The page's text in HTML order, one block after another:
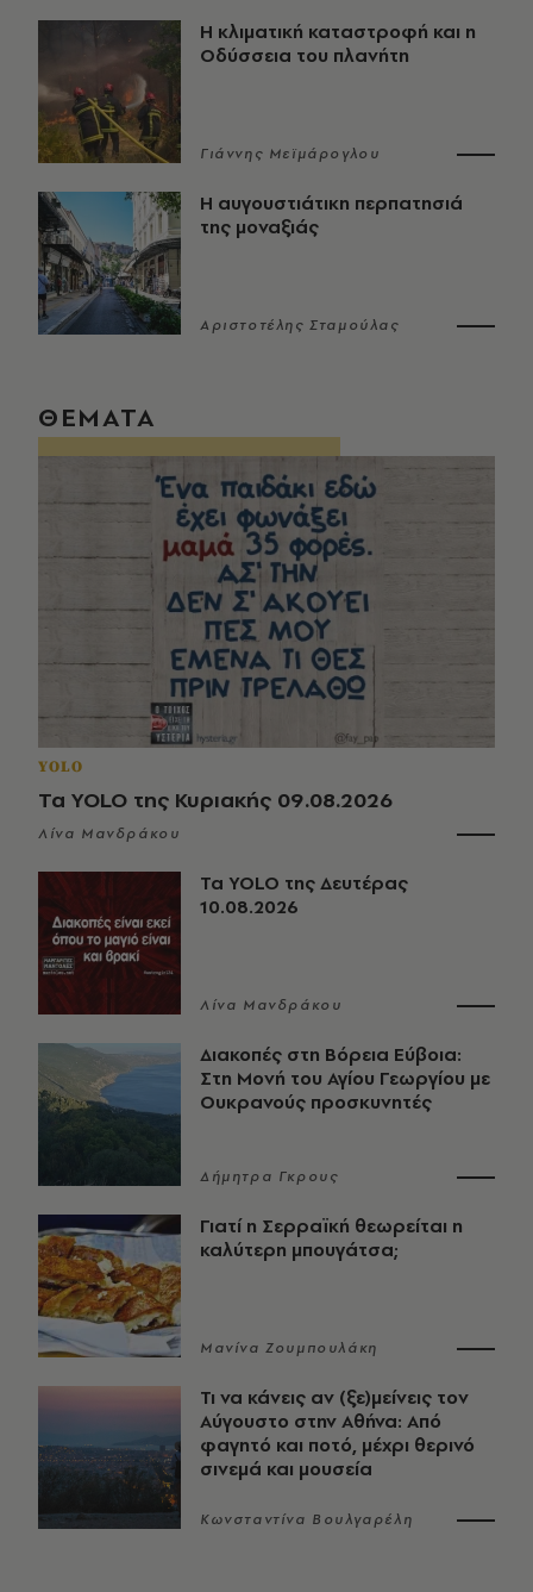
Η κλιματική καταστροφή και η
Οδύσσεια του πλανήτη
Γιάννης Μεϊμάρογλου
Η αυγουστιάτικη περπατησιά
της μοναξιάς
Αριστοτέλης Σταμούλας
ΘΕΜΑΤΑ
YOLO
Τα YOLO της Κυριακής 09.08.2026
Λίνα Μανδράκου
Τα YOLO της Δευτέρας
10.08.2026
Λίνα Μανδράκου
Διακοπές στη Βόρεια Εύβοια:
Στη Μονή του Αγίου Γεωργίου με
Ουκρανούς προσκυνητές
Δήμητρα Γκρους
Γιατί η Σερραϊκή θεωρείται η
καλύτερη μπουγάτσα;
Μανίνα Ζουμπουλάκη
Τι να κάνεις αν (ξε)μείνεις τον
Αύγουστο στην Αθήνα: Από
φαγητό και ποτό, μέχρι θερινό
σινεμά και μουσεία
Κωνσταντίνα Βουλγαρέλη